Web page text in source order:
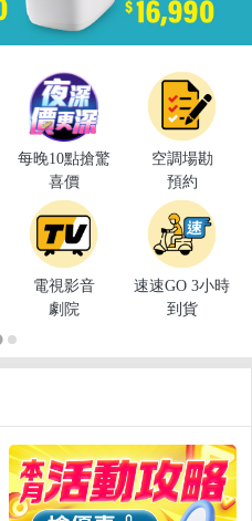
每晚10點搶驚
喜價
空調場勘
預約
電視影音
劇院
速速GO 3小時
到貨